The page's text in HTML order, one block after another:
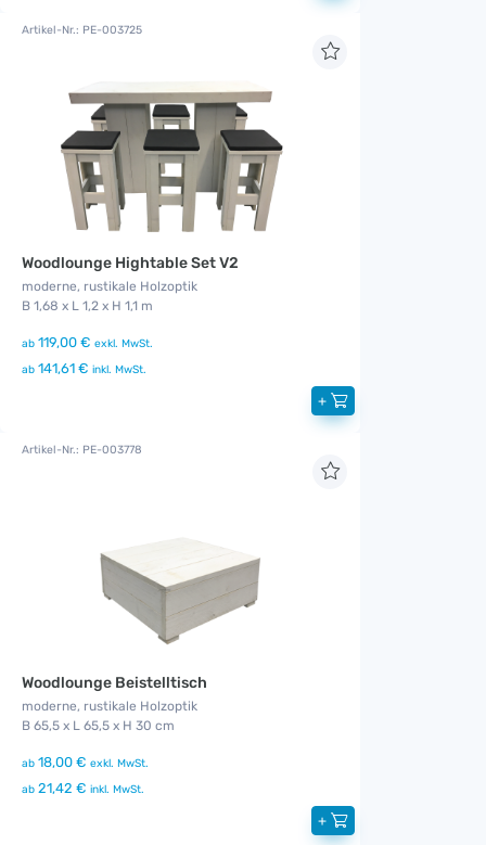
Artikel-Nr.: PE-003725
Woodlounge Hightable Set V2
moderne, rustikale Holzoptik
B 1,68 x L 1,2 x H 1,1 m
ab 119,00 € exkl. MwSt.
ab 141,61 € inkl. MwSt.
+
Artikel-Nr.: PE-003778
Woodlounge Beistelltisch
moderne, rustikale Holzoptik
B 65,5 x L 65,5 x H 30 cm
ab 18,00 € exkl. MwSt.
ab 21,42 € inkl. MwSt.
+